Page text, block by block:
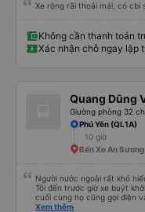
Xe rộng rãi thoải mái, có cbi
Không cần thanh toán
Xác nhận chỗ ngay lập
Quang Dũng
Giường phòng 32
Phú Yên (QL1A)
10 giờ
Bến Xe An Sương
Người nước ngoài rất khó
Tôi đến trước giờ xe buýt
cuối cùng họ cũng gọi điện
sao thì tôi ngủ ngon hơn ở
Xem thêm